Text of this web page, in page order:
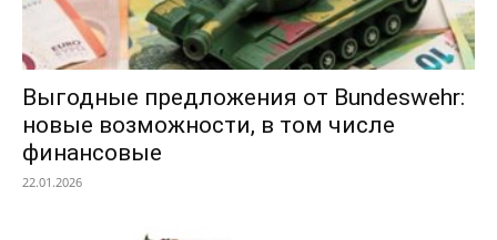
Выгодные предложения от Bundeswehr:
новые возможности, в том числе
финансовые
22.01.2026